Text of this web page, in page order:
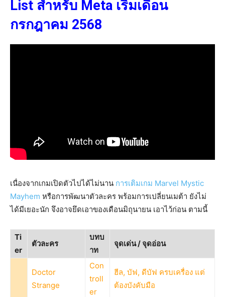
List สำหรับ Meta เริ่มเดือน
กรกฎาคม 2568
เนื่องจากเกมเปิดตัวไปได้ไม่นาน การเติมเกม Marvel Mystic
Mayhem หรือการพัฒนาตัวละคร พร้อมการเปลี่ยนเมต้า ยังไม่
ได้มีเยอะนัก จึงอาจยึดเอาของเดือนมิถุนายน เอาไว้ก่อน ตามนี้
Ti
er
ตัวละคร
บทบ
าท
จุดเด่น / จุดอ่อน
Doctor
Strange
Con
troll
er
ฮีล, บัฟ, ดีบัฟ ครบเครื่อง แต่
ต้องบังคับมือ